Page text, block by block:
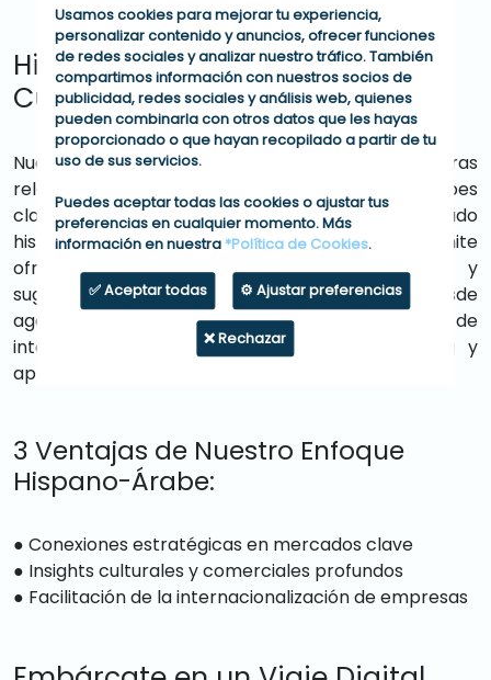
Hispano-Árabe: Conectando
Culturas
Nuestra presencia estratégica en España y nuestras
relaciones consolidadas en los mercados árabes
clave nos sitúan como connoisseurs del mercado
hispano-árabe. Esta posición única nos permite
ofrecer insights locales valiosos, consejos y
sugerencias, facilitando así a nuestros clientes, desde
agencias hasta corporaciones en proceso de
internacionalización, una comprensión profunda y
aplicable del paisaje árabe.
3 Ventajas de Nuestro Enfoque
Hispano-Árabe:
● Conexiones estratégicas en mercados clave
● Insights culturales y comerciales profundos
● Facilitación de la internacionalización de empresas
Usamos cookies para mejorar tu experiencia,
personalizar contenido y anuncios, ofrecer funciones
de redes sociales y analizar nuestro tráfico. También
compartimos información con nuestros socios de
publicidad, redes sociales y análisis web, quienes
pueden combinarla con otros datos que les hayas
proporcionado o que hayan recopilado a partir de tu
uso de sus servicios.
Puedes aceptar todas las cookies o ajustar tus
preferencias en cualquier momento. Más
información en nuestra*Política de Cookies.
✅ Aceptar todas ⚙️ Ajustar preferencias
❌ Rechazar